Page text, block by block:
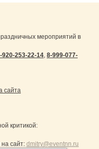
мероприятий в
920-253-22-14, 8-999-077-
сайта
критикой:
сайт: dmitry@eventnn.ru